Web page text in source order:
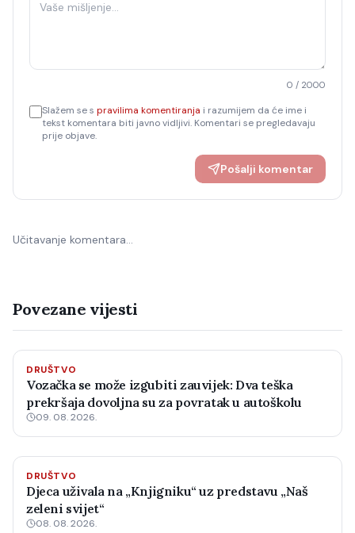
0 / 2000
Slažem se s pravilima komentiranja i razumijem da će ime i
tekst komentara biti javno vidljivi. Komentari se pregledavaju
prije objave.
Pošalji komentar
Učitavanje komentara…
Povezane vijesti
DRUŠTVO
Vozačka se može izgubiti zauvijek: Dva teška
prekršaja dovoljna su za povratak u autoškolu
09. 08. 2026.
DRUŠTVO
Djeca uživala na „Knjigniku“ uz predstavu „Naš
zeleni svijet“
08. 08. 2026.